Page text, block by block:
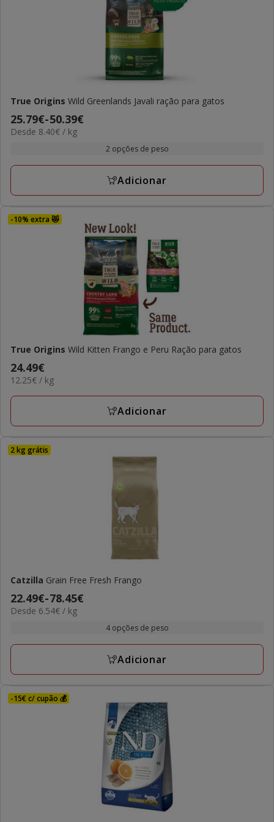
True Origins Wild Greenlands Javali ração para gatos
Preço
de
a
25.79€-50.39€
8.40€
Desde 8.40€ / kg
2 opções de peso
Adicionar
-10% extra 😻
True Origins Wild Kitten Frango e Peru Ração para gatos
Preço
24.49€
24.49€
12.25€
KG
12.25€ / kg
Adicionar
2 kg grátis
Catzilla Grain Free Fresh Frango
Preço
de
a
22.49€-78.45€
6.54€
Desde 6.54€ / kg
4 opções de peso
Adicionar
-15€ c/ cupão 💰